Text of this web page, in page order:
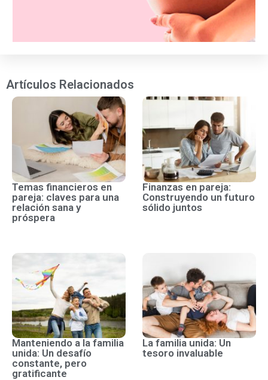
Artículos Relacionados
Temas financieros en
pareja: claves para una
relación sana y
próspera
Finanzas en pareja:
Construyendo un futuro
sólido juntos
Manteniendo a la familia
unida: Un desafío
constante, pero
gratificante
La familia unida: Un
tesoro invaluable